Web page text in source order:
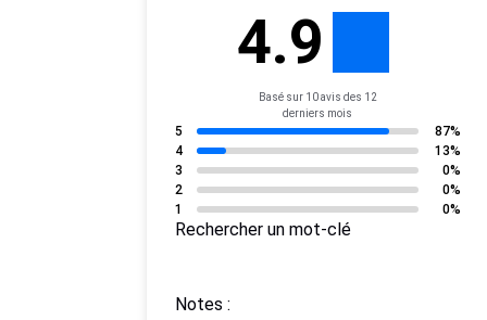
4.9
Basé sur 10 avis des 12
derniers mois
5
87%
4
13%
3
0%
2
0%
1
0%
Rechercher un mot-clé
Notes :